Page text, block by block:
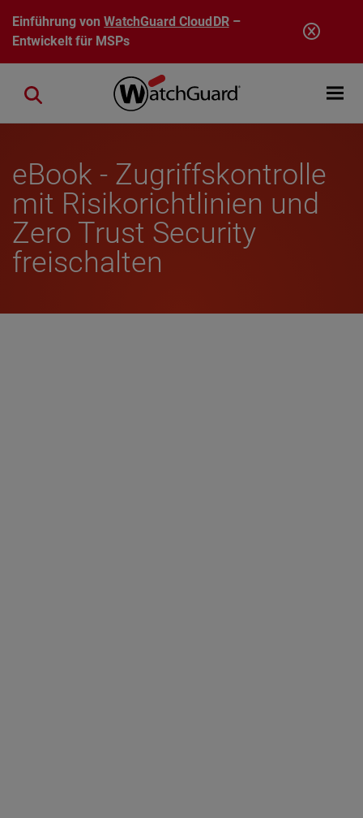
Direkt zum Inhalt
Einführung vonWatchGuard CloudDR–
Entwickelt für MSPs
Open
Close search
eBook - Zugriffskontrolle
mit Risikorichtlinien und
Zero Trust Security
freischalten